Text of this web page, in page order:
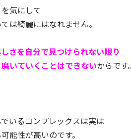
気にして
は綺麗にはなれません。
さを自分で見つけられない限り
いていくことはできないからです。
いるコンプレックスは実は
能性が高いのです。